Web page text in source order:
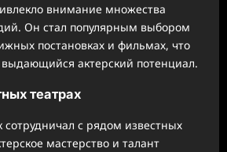
внимание множества
Он стал популярным выбором
постановках и фильмах, что
актерский потенциал.
театрах
с рядом известных
мастерство и талант